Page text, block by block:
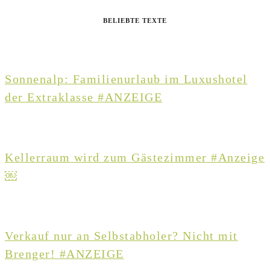
BELIEBTE TEXTE
Sonnenalp: Familienurlaub im Luxushotel
der Extraklasse #ANZEIGE
Kellerraum wird zum Gästezimmer #Anzeige
￼
Verkauf nur an Selbstabholer? Nicht mit
Brenger! #ANZEIGE